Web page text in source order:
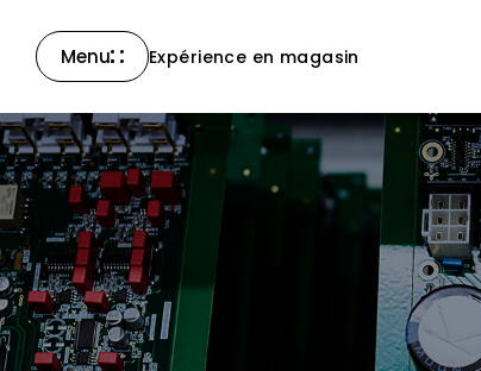
Menu Expérience en magasin
Fermer
La Collection
Compass
La Collection North
Nouveaux produits
Tous les produits
Accessoires & autres